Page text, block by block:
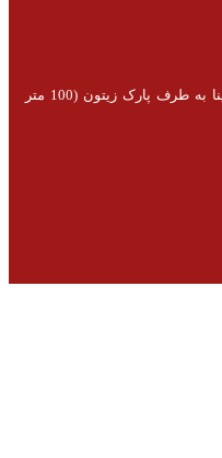
تبریز، ولیعصر، خیابان تختی، فلکه ابن سینا به طرف پارک زیتون (100 متر